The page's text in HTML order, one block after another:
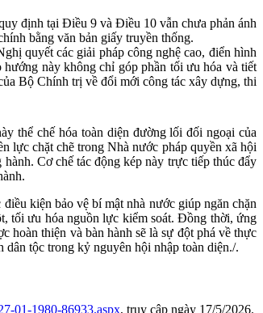
định tại Điều 9 và Điều 10 vẫn chưa phản ánh
bằng văn bản giấy truyền thống.
quyết các giải pháp công nghệ cao, điển hình
này không chỉ góp phần tối ưu hóa và tiết
Bộ Chính trị về đổi mới công tác xây dựng, thi
thể chế hóa toàn diện đường lối đối ngoại của
lực chặt chẽ trong Nhà nước pháp quyền xã hội
Cơ chế tác động kép này trực tiếp thúc đẩy
kiện bảo vệ bí mật nhà nước giúp ngăn chặn
tối ưu hóa nguồn lực kiểm soát. Đồng thời, ứng
hoàn thiện và bàn hành sẽ là sự đột phá về thực
tộc trong kỷ nguyên hội nhập toàn diện./.
01-1980-86933.aspx, truy cập ngày 17/5/2026.